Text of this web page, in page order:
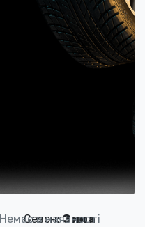
Сезон:Зима
Немає в наявності